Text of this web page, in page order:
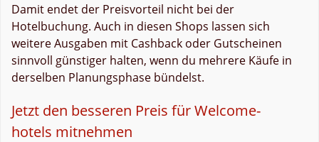
Damit endet der Preisvorteil nicht bei der
Hotelbuchung. Auch in diesen Shops lassen sich
weitere Ausgaben mit Cashback oder Gutscheinen
sinnvoll günstiger halten, wenn du mehrere Käufe in
derselben Planungsphase bündelst.
Jetzt den besseren Preis für Welcome-
hotels mitnehmen